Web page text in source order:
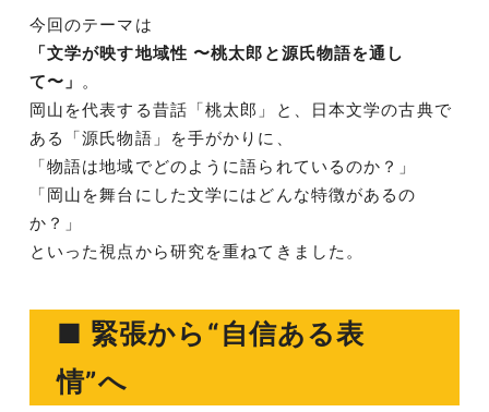
今回のテーマは
「文学が映す地域性 〜桃太郎と源氏物語を通し
て〜」 。
岡山を代表する昔話「桃太郎」と、日本文学の古典で
ある「源氏物語」を手がかりに、
「物語は地域でどのように語られているのか？」
「岡山を舞台にした文学にはどんな特徴があるの
か？」
といった視点から研究を重ねてきました。
■ 緊張から“自信ある表
情”へ